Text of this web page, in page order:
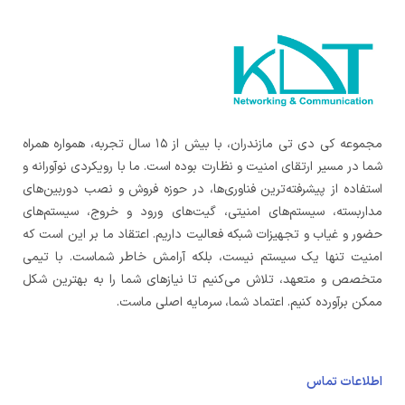
مجموعه کی دی تی مازندران، با بیش از ۱۵ سال تجربه، همواره همراه
شما در مسیر ارتقای امنیت و نظارت بوده است. ما با رویکردی نوآورانه و
استفاده از پیشرفته‌ترین فناوری‌ها، در حوزه فروش و نصب دوربین‌های
مداربسته، سیستم‌های امنیتی، گیت‌های ورود و خروج، سیستم‌های
حضور و غیاب و تجهیزات شبکه فعالیت داریم. اعتقاد ما بر این است که
امنیت تنها یک سیستم نیست، بلکه آرامش خاطر شماست. با تیمی
متخصص و متعهد، تلاش می‌کنیم تا نیازهای شما را به بهترین شکل
ممکن برآورده کنیم. اعتماد شما، سرمایه اصلی ماست.
اطلاعات تماس